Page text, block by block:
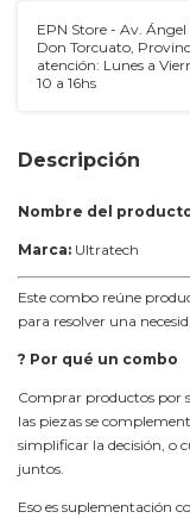
EPN Store - Av. Ángel
Don Torcuato,
atención: Lunes a
10 a 16hs
Descripción
Nombre del
Marca: Ultratech
Este combo reúne
para resolver una
? Por qué un combo
Comprar productos por
las piezas se
simplificar la decisión, o
juntos.
Eso es suplementación